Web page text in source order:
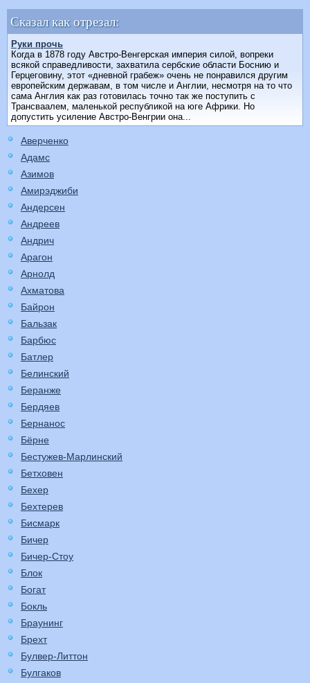
Сказал как отрезал:
Руки прочь
Когда в 1878 году Австро-Венгерская империя силой, вопреки
всякой справедливости, захватила сербские области Боснию и
Герцеговину, этот «дневной грабеж» очень не понравился другим
европейским державам, в том числе и Англии, несмотря на то что
сама Англия как раз готовилась точно так же поступить с
Трансваалем, маленькой республикой на юге Африки. Но
допустить усиление Австро-Венгрии она...
Аверченко
Адамс
Азимов
Амирэджиби
Андерсен
Андреев
Андрич
Арагон
Арнолд
Ахматова
Байрон
Бальзак
Барбюс
Батлер
Белинский
Беранже
Бердяев
Бернанос
Бёрне
Бестужев-Марлинский
Бетховен
Бехер
Бехтерев
Бисмарк
Бичер
Бичер-Стоу
Блок
Богат
Бокль
Браунинг
Брехт
Булвер-Литтон
Булгаков